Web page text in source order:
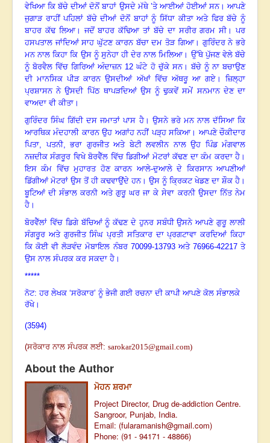
ਵੇਖਿਆ ਕਿ ਬੱਚੇ ਦੀਆਂ ਦੋਨੋਂ ਬਾਹਾਂ ਉਸਦੇ ਮੱਥੇ ’ਤੇ ਆਈਆਂ ਹੋਈਆਂ ਸਨ।ਆਪਣੇ
ਜੁਗਾੜ ਰਾਹੀਂ ਪਹਿਲਾਂ ਬੱਚੇ ਦੀਆਂ ਦੋਨੋਂ ਬਾਹਾਂ ਨੂੰ ਸਿੱਧਾ ਕੀਤਾ ਅਤੇ ਫਿਰ ਬੱਚੇ ਨੂੰ
ਬਾਹਰ ਕੱਢ ਲਿਆ। ਜਦੋਂ ਬਾਹਰ ਕੱਢਿਆ ਤਾਂ ਬੱਚੇ ਦਾ ਸਰੀਰ ਗਰਮ ਸੀ।ਪਰ
ਹਸਪਤਾਲ ਜਾਂਦਿਆਂ ਸਾਹ ਘੁੱਟਣ ਕਾਰਨ ਬੱਚਾ ਦਮ ਤੋੜ ਗਿਆ। ਗੁਰਿੰਦਰ ਨੇ ਭਰੇ
ਮਨ ਨਾਲ ਕਿਹਾ ਕਿ ਉਸ ਨੂੰ ਸੁਨੇਹਾ ਹੀ ਦੇਰ ਨਾਲ ਮਿਲਿਆ। ਉੱਥੇ ਪੁੱਜਣ ਵੇਲੇ ਬੱਚੇ
ਨੂੰ ਬੋਰਵੈਲ ਵਿੱਚ ਗਿਰਿਆਂ ਅੰਦਾਜ਼ਨ 12 ਘੰਟੇ ਹੋ ਚੁੱਕੇ ਸਨ। ਬੱਚੇ ਨੂੰ ਨਾ ਬਚਾਉਣ
ਦੀ ਮਾਨਸਿਕ ਪੀੜ ਕਾਰਨ ਉਸਦੀਆਂ ਅੱਖਾਂ ਵਿੱਚ ਅੱਥਰੂ ਆ ਗਏ।
ਜ਼ਿਲ੍ਹਾ
ਪ੍ਰਸ਼ਾਸਨ ਨੇ ਉਸਦੀ ਪਿੱਠ ਥਾਪੜਦਿਆਂ ਉਸ ਨੂੰ ਢੁਕਵੇਂ ਸਮੇਂ ਸਨਮਾਨ ਦੇਣ ਦਾ
ਵਾਅਦਾ ਵੀ ਕੀਤਾ ।
ਗੁਰਿੰਦਰ ਸਿੰਘ ਗਿੱਦੀ ਦਸ ਜਮਾਤਾਂ ਪਾਸ ਹੈ। ਉਸਨੇ ਭਰੇ ਮਨ ਨਾਲ ਦੱਸਿਆ ਕਿ
ਆਰਥਿਕ ਮੰਦਹਾਲੀ ਕਾਰਨ ਉਹ ਅਗਾਂਹ ਨਹੀਂ ਪੜ੍ਹ ਸਕਿਆ। ਆਪਣੇ ਚੌਕੀਦਾਰ
ਪਿਤਾ, ਪਤਨੀ, ਭਰਾ ਗੁਰਜੀਤ ਅਤੇ ਬੇਟੀ ਲਵਲੀਨ ਨਾਲ ਉਹ ਪਿੰਡ ਮੰਗਵਾਲ
ਨਜ਼ਦੀਕ ਸੰਗਰੂਰ ਵਿਖੇ ਬੋਰਵੈੱਲ ਵਿੱਚ ਡਿਗੀਆਂ ਮੋਟਰਾਂ ਕੱਢਣ ਦਾ ਕੰਮ ਕਰਦਾ ਹੈ ।
ਇਸ ਕੰਮ ਵਿੱਚ ਮੁਹਾਰਤ ਹੋਣ ਕਾਰਨ ਆਲੇ-ਦੁਆਲੇ ਦੇ ਕਿਰਸਾਨ ਆਪਣੀਆਂ
ਡਿੱਗੀਆਂ ਮੋਟਰਾਂ ਉਸ ਤੋਂ ਹੀ ਕਢਵਾਉਂਦੇ ਹਨ। ਉਸ ਨੂੰ ਕ੍ਰਿਕਟ ਖੇਡਣ ਦਾ ਸ਼ੌਕ ਹੈ ।
ਬੂਟਿਆਂ ਦੀ ਸੰਭਾਲ ਕਰਨੀ ਅਤੇ ਗੁਰੂ ਘਰ ਜਾ ਕੇ ਸੇਵਾ ਕਰਨੀ ਉਸਦਾ ਨਿੱਤ ਨੇਮ
ਹੈ ।
ਬੋਰਵੈੱਲਾਂ ਵਿੱਚ ਡਿਗੇ ਬੱਚਿਆਂ ਨੂੰ ਕੱਢਣ ਦੇ ਹੁਨਰ ਸਬੰਧੀ ਉਸਨੇ ਆਪਣੇ ਗੁਰੂ ਲਾਲੀ
ਸੰਗਰੂਰ ਅਤੇ ਗੁਰਜੀਤ ਸਿੰਘ ਪ੍ਰਤੀ ਸਤਿਕਾਰ ਦਾ ਪ੍ਰਗਟਾਵਾ ਕਰਦਿਆਂ ਕਿਹਾ
ਕਿ ਕੋਈ ਵੀ ਲੋੜਵੰਦ ਮੋਬਾਇਲ ਨੰਬਰ 70099-13793 ਅਤੇ 76966-42217 ਤੇ
ਉਸ ਨਾਲ ਸੰਪਰਕ ਕਰ ਸਕਦਾ ਹੈ ।
*****
ਨੋਟ: ਹਰ ਲੇਖਕ ‘ਸਰੋਕਾਰ’ ਨੂੰ ਭੇਜੀ ਗਈ ਰਚਨਾ ਦੀ ਕਾਪੀ ਆਪਣੇ ਕੋਲ ਸੰਭਾਲਕੇ
ਰੱਖੇ।
(3594)
(ਸਰੋਕਾਰ ਨਾਲ ਸੰਪਰਕ ਲਈ: sarokar2015@gmail.com)
About the Author
ਮੋਹਨ ਸ਼ਰਮਾ
Project Director, Drug de-addiction Centre.
Sangroor, Punjab, India.
Email: (fularamanish@gmail.com)
Phone: (91 - 94171 - 48866)